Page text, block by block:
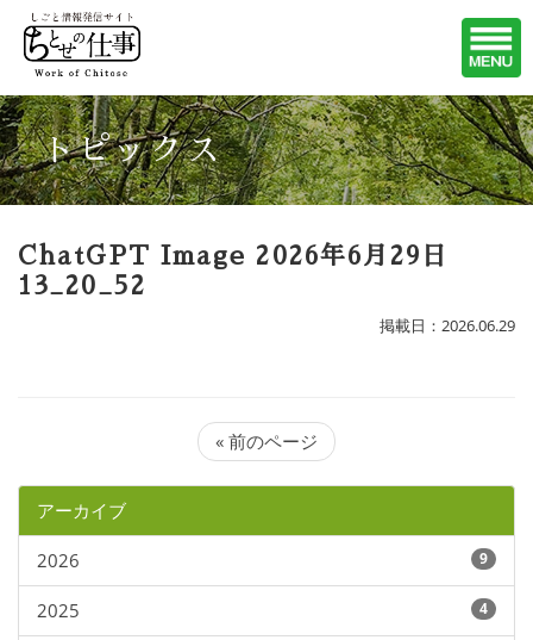
トピックス
ChatGPT Image 2026年6月29日
13_20_52
掲載日：2026.06.29
« 前のページ
アーカイブ
2026 9
2025 4